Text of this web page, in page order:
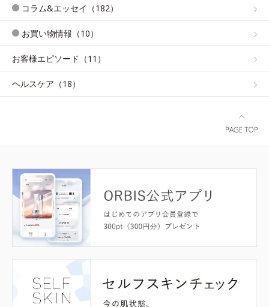
コラム&エッセイ（182）
お買い物情報（10）
お客様エピソード（11）
ヘルスケア（18）